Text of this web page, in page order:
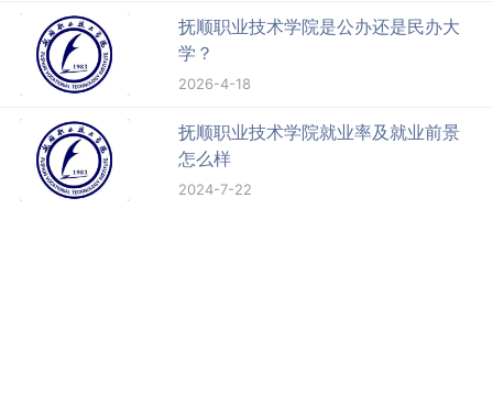
抚顺职业技术学院是公办还是民办大
学？
2026-4-18
抚顺职业技术学院就业率及就业前景
怎么样
2024-7-22